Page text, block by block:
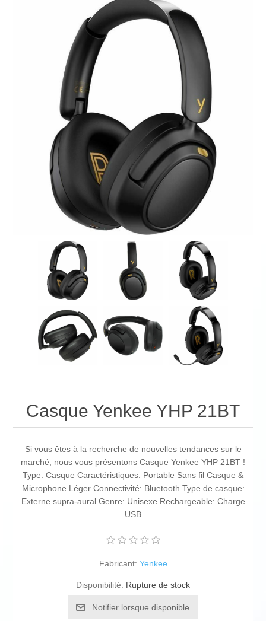
Casque Yenkee YHP 21BT
Si vous êtes à la recherche de nouvelles tendances sur le
marché, nous vous présentons Casque Yenkee YHP 21BT !
Type: Casque Caractéristiques: Portable Sans fil Casque &
Microphone Léger Connectivité: Bluetooth Type de casque:
Externe supra-aural Genre: Unisexe Rechargeable: Charge
USB
Fabricant: Yenkee
Disponibilité: Rupture de stock
Notifier lorsque disponible